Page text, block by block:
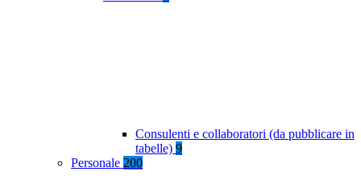
Consulenti e collaboratori (da pubblicare in
tabelle) 9
Personale 200